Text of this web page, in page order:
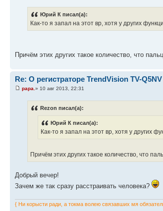
Юрий К писал(а):
Как-то я запал на этот вр, хотя у других
Причём этих других такое количество, что
Re: О регистраторе TrendVision TV-Q5NV
papa.» 10 авг 2013, 22:31
Rezon писал(а):
Юрий К писал(а):
Как-то я запал на этот вр, хотя у других
Причём этих других такое количество, что
Добрый вечер!
Зачем же так сразу расстраивать человека?
{ Ни корысти ради, а токма волею связавших мя